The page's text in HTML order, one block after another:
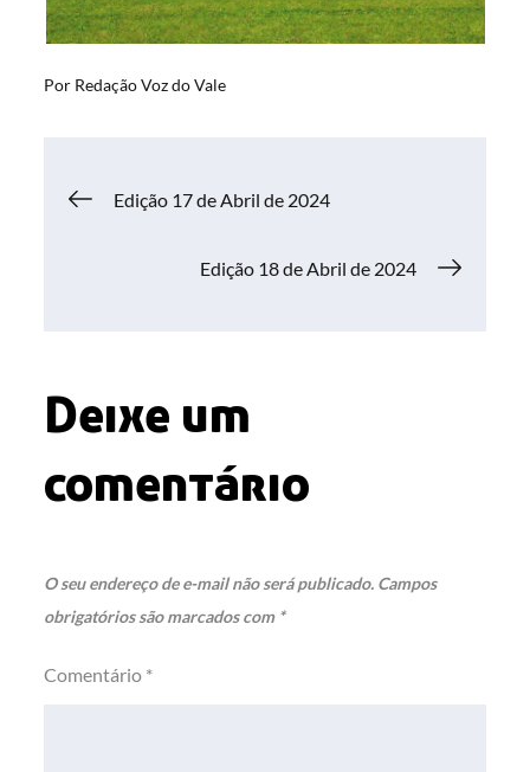
Por Redação Voz do Vale
Navegação
Edição 17 de Abril de 2024
Edição 18 de Abril de 2024
Deixe um
comentário
O seu endereço de e-mail não será publicado. Campos
obrigatórios são marcados com *
Comentário *